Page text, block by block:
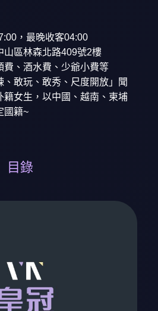
，最晚收客04:00
山區林森北路409號2樓
費、酒水費、少爺小費等
、敢玩、敢秀、尺度開放」聞
籍女生，以中國、越南、柬埔
國籍~
目錄